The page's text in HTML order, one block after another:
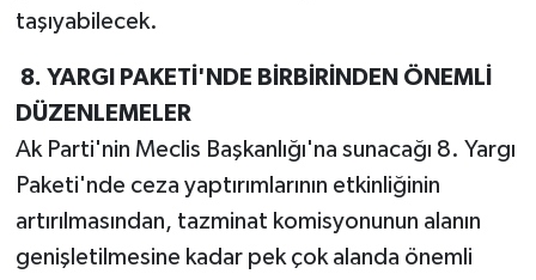
taşıyabilecek.
8. YARGI PAKETİ'NDE BİRBİRİNDEN ÖNEMLİ
DÜZENLEMELER
Ak Parti'nin Meclis Başkanlığı'na sunacağı 8. Yargı
Paketi'nde ceza yaptırımlarının etkinliğinin
artırılmasından, tazminat komisyonunun alanın
genişletilmesine kadar pek çok alanda önemli